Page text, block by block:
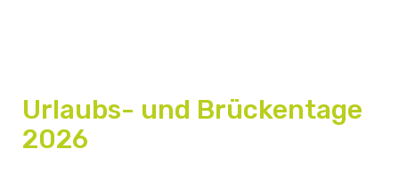
Urlaubs- und Brückentage
2026